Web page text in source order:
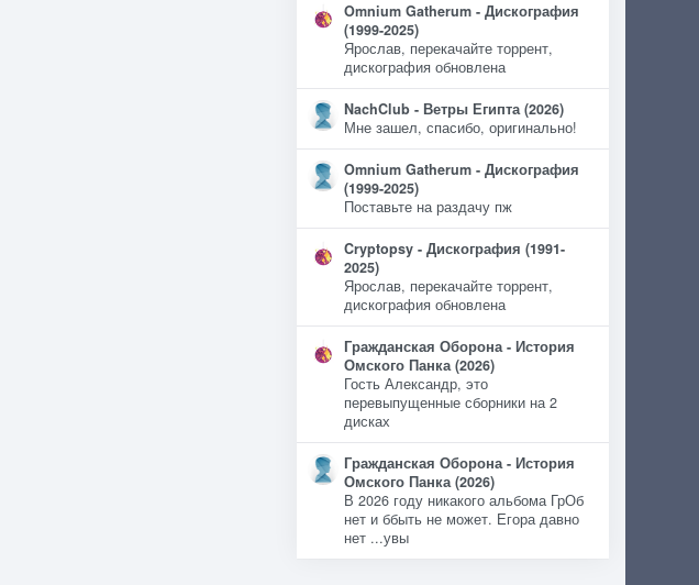
Omnium Gatherum - Дискография
(1999-2025)
Ярослав, перекачайте торрент,
дискография обновлена
NachClub - Ветры Египта (2026)
Мне зашел, спасибо, оригинально!
Omnium Gatherum - Дискография
(1999-2025)
Поставьте на раздачу пж
Cryptopsy - Дискография (1991-
2025)
Ярослав, перекачайте торрент,
дискография обновлена
Гражданская Оборона - История
Омского Панка (2026)
Гость Александр, это
перевыпущенные сборники на 2
дисках
Гражданская Оборона - История
Омского Панка (2026)
В 2026 году никакого альбома ГрОб
нет и ббыть не может. Егора давно
нет ...увы